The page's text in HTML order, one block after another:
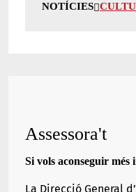
NOTÍCIES
Assessora't
Si vols aconseguir
La Direcció General